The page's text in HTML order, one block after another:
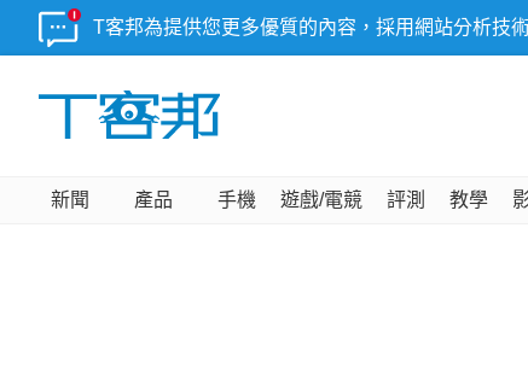
T客邦為提供您更多優質的內容，採用網站分析技
新聞 產品 手機 遊戲/電競 評測 教學